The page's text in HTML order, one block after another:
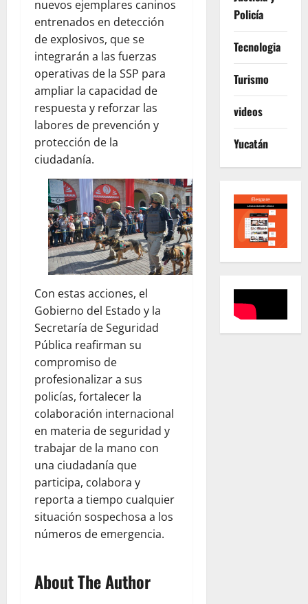
nuevos ejemplares caninos
entrenados en detección
de explosivos, que se
integrarán a las fuerzas
operativas de la SSP para
ampliar la capacidad de
respuesta y reforzar las
labores de prevención y
protección de la
ciudadanía.
Con estas acciones, el
Gobierno del Estado y la
Secretaría de Seguridad
Pública reafirman su
compromiso de
profesionalizar a sus
policías, fortalecer la
colaboración internacional
en materia de seguridad y
trabajar de la mano con
una ciudadanía que
participa, colabora y
reporta a tiempo cualquier
situación sospechosa a los
números de emergencia.
About The Author
Policía
Tecnologia
Turismo
videos
Yucatán